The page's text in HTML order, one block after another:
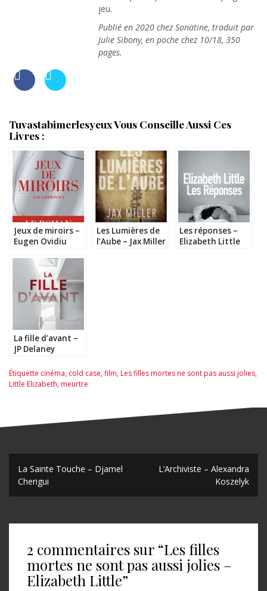
jeu.
Publié en 2020 chez Sonatine, traduit par
Julie Sibony, en poche chez 10/18, 350
pages.
Tuvastabimerlesyeux Vous Conseille Aussi Ces
Livres :
Jeux de miroirs –
Eugen Ovidiu
Les Lumières de
l’Aube – Jax Miller
Les réponses –
Elizabeth Little
La fille d’avant –
JP Delaney
Étiquette cinéma, cold case,film,Les filles mortes ne sont pas aussi jolies,
Little Elizabeth,meurtre
N
a
La Sainte Touche – Djamel
Cherigui
L’Archiviste – Alexandra
Koszelyk
2 commentaires sur “Les filles
mortes ne sont pas aussi jolies –
Elizabeth Little”